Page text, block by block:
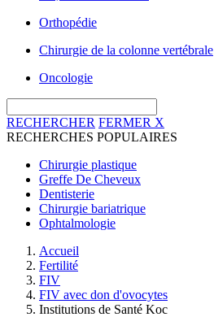
Orthopédie
Chirurgie de la colonne vertébrale
Oncologie
RECHERCHER FERMER X
RECHERCHES POPULAIRES
Chirurgie plastique
Greffe De Cheveux
Dentisterie
Chirurgie bariatrique
Ophtalmologie
Accueil
Fertilité
FIV
FIV avec don d'ovocytes
Institutions de Santé Koc